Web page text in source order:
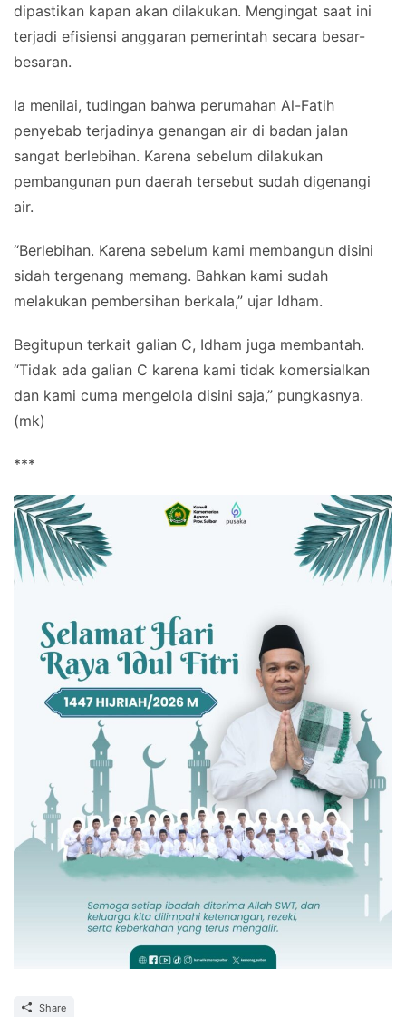
dipastikan kapan akan dilakukan. Mengingat saat ini
terjadi efisiensi anggaran pemerintah secara besar-
besaran.
Ia menilai, tudingan bahwa perumahan Al-Fatih
penyebab terjadinya genangan air di badan jalan
sangat berlebihan. Karena sebelum dilakukan
pembangunan pun daerah tersebut sudah digenangi
air.
“Berlebihan. Karena sebelum kami membangun disini
sidah tergenang memang. Bahkan kami sudah
melakukan pembersihan berkala,” ujar Idham.
Begitupun terkait galian C, Idham juga membantah.
“Tidak ada galian C karena kami tidak komersialkan
dan kami cuma mengelola disini saja,” pungkasnya.
(mk)
***
Share